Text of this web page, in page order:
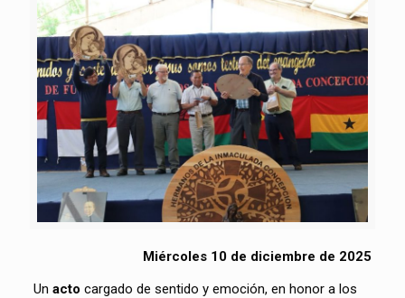
Miércoles 10 de diciembre de 2025
Un acto cargado de sentido y emoción, en honor a los